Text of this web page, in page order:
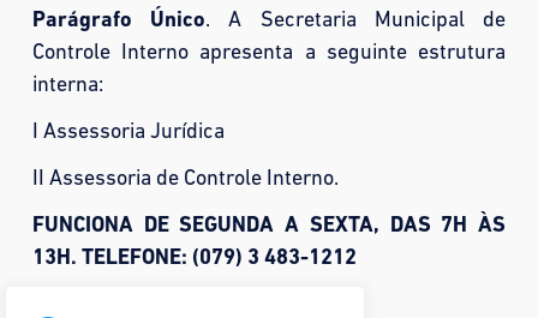
Parágrafo Único. A Secretaria Municipal de
Controle Interno apresenta a seguinte estrutura
interna:
I Assessoria Jurídica
II Assessoria de Controle Interno.
FUNCIONA DE SEGUNDA A SEXTA, DAS 7H ÀS
13H. TELEFONE: (079) 3 483-1212